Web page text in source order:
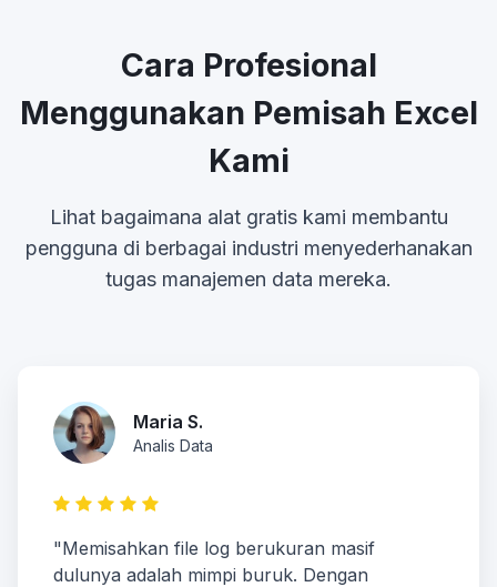
Cara Profesional
Menggunakan Pemisah Excel
Kami
Lihat bagaimana alat gratis kami membantu
pengguna di berbagai industri menyederhanakan
tugas manajemen data mereka.
Maria S.
Analis Data
"Memisahkan file log berukuran masif
dulunya adalah mimpi buruk. Dengan